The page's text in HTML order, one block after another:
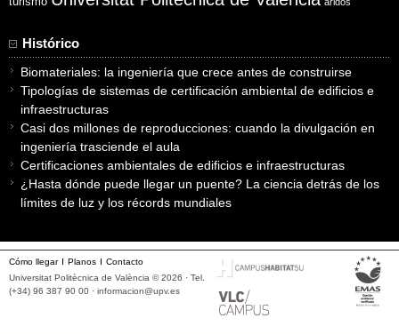
áridos
Histórico
Biomateriales: la ingeniería que crece antes de construirse
Tipologías de sistemas de certificación ambiental de edificios e
infraestructuras
Casi dos millones de reproducciones: cuando la divulgación en
ingeniería trasciende el aula
Certificaciones ambientales de edificios e infraestructuras
¿Hasta dónde puede llegar un puente? La ciencia detrás de los
límites de luz y los récords mundiales
Cómo llegar Planos
Contacto
Universitat Politècnica de València © 2026 · Tel.
(+34) 96 387 90 00 · informacion@upv.es